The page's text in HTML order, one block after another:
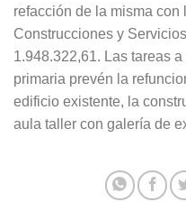
refacción de la misma con
Construcciones y
1.948.322,61. Las tareas
primaria prevén la
edificio existente, la
aula taller con galería de